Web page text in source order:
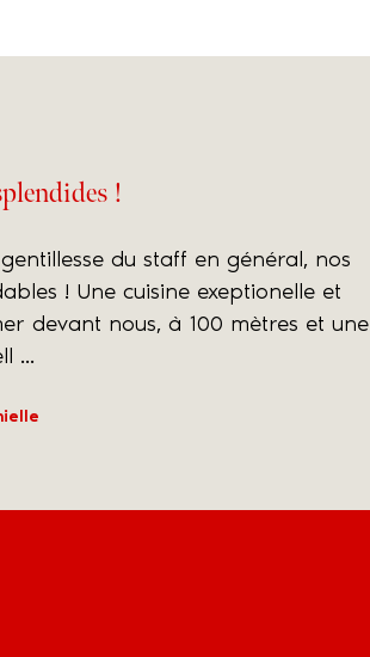
!
du staff en général, nos
! Une cuisine exeptionelle et
devant nous, à 100 mètres et une
...